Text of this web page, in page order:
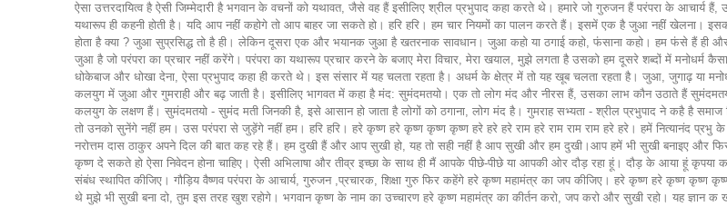
ऐसा उत्तरदायित्व है ऐसी जिम्मेदारी है भगवान के वचनों को यथावत, जैसे वह हैं इसीलिए श्रील प्रभुपाद कहा करते थे। हमारे जो गुरुजन हैं परंपरा के आचार्य हैं,
यथारूप ही कहनी होती है। यदि आप नहीं कहोगे तो आप बाहर जा सकते हो। हरि हरि। हम चार नियमों का पालन करते हैं। इसमें एक है जुआ नहीं
होता है क्या ? जुआ सुप्रसिद्ध तो है ही। लेकिन दूसरा एक और भयानक जुआ है खतरनाक सावधान। जुआ कहो या ठगाई कहो, फंसाना कहो। हम फंसे हैं
जुआ है जो परंपरा का प्रचार नहीं करेंगे। परंपरा का यथारूप प्रचार करने के बजाए मेरा विचार, मेरा खयाल, मुझे लगता है उसको हम दूसरे शब्दों में मनोधर्म
धोकेबाज और धोखा देना, ऐसा प्रभुपाद कहा ही करते थे। इस संसार में यह चलता रहता है। अधर्म के क्षेत्र में तो यह खूब चलता रहता है। जुआ, जुगाढ़ या
कलयुग में जुआ और गुमराही और बढ़ जाती है। इसीलिए भागवत में कहा है मंद: सुमंदमतयो। एक तो लोग मंद और नीरस हैं, उसका लाभ कौन उठाते हैं
कलयुग के लक्षण हैं। सुमंदमतयो - सुमंद मती जिनकी है, इसे आसान हो जाता है लोगों को ठगाना, लोग मंद है। गुमराह सभ्यता - श्रील प्रभुपाद ने कहै है समाज
तो उनको सुनेंगे नहीं हम। उस परंपरा से जुड़ेंगे नहीं हम। हरि हरि। हरे कृष्ण हरे कृष्ण कृष्ण कृष्ण हरे हरे हरे राम हरे राम राम राम हरे हरे। हमें नित्यानंद प्रभु के
नरोत्तम दास ठाकुर अपने दिल की बात कह रहे हैं। हम दुखी हैं और आप सुखी हो, यह तो सही नहीं है आप सुखी और हम दुखी।आप हमें भी सुखी बनाइए
कृष्ण दे सकते हो ऐसा निवेदन होना चाहिए। ऐसी अभिलाषा और तीव्र इच्छा के साथ ही मैं आपके पीछे-पीछे या आपकी ओर दौड़ रहा हूं। दौड़ के आया हूं
संबंध स्थापित कीजिए। गौड़िय वैष्णव परंपरा के आचार्य, गुरुजन ,प्रचारक, शिक्षा गुरु फिर कहेंगे हरे कृष्ण महामंत्र का जप कीजिए। हरे कृष्ण हरे कृष्ण कृष्ण
थे मुझे भी सुखी बना दो, तुम इस तरह खुश रहोगे। भगवान कृष्ण के नाम का उच्चारण हरे कृष्ण महामंत्र का कीर्तन करो, जप करो और सुखी रहो। यह ज्ञान